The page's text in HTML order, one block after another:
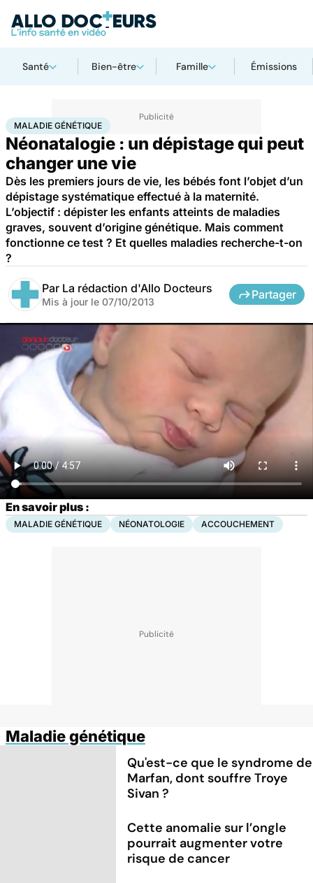
Santé Bien-être Famille Émissions
AccueilSantéMaladiesMaladie génétique
MALADIE GÉNÉTIQUE
Néonatalogie : un dépistage qui peut
changer une vie
Dès les premiers jours de vie, les bébés font l’objet d’un
dépistage systématique effectué à la maternité.
L’objectif : dépister les enfants atteints de maladies
graves, souvent d’origine génétique. Mais comment
fonctionne ce test ? Et quelles maladies recherche-t-on
?
Par La rédaction d'Allo Docteurs
Mis à jour le 07/10/2013
Partager
En savoir plus :
MALADIE GÉNÉTIQUE NÉONATOLOGIE ACCOUCHEMENT
Maladie génétique
Qu'est-ce que le syndrome de
Marfan, dont souffre Troye
Sivan ?
Cette anomalie sur l’ongle
pourrait augmenter votre
risque de cancer